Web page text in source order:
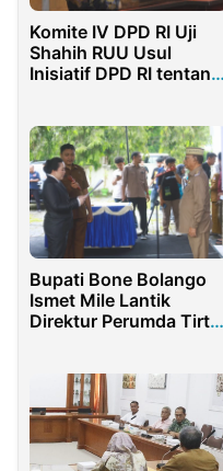
Komite IV DPD RI Uji
Shahih RUU Usul
Inisiatif DPD RI tentang
Bupati Bone Bolango
Ismet Mile Lantik
Direktur Perumda Tirta